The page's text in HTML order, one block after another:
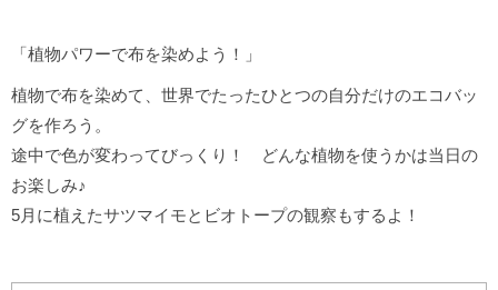
「植物パワーで布を染めよう！」
植物で布を染めて、世界でたったひとつの自分だけのエコバッ
グを作ろう。
途中で色が変わってびっくり！ どんな植物を使うかは当日の
お楽しみ♪
5月に植えたサツマイモとビオトープの観察もするよ！